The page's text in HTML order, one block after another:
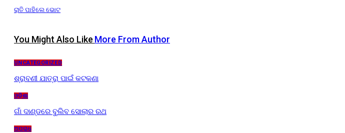
ରାତି ପାହିଲେ ଭୋଟ
You Might Also Like More From Author
UNCATEGORIZED
ଶ୍ରାବଣୀ ଯାତ୍ରା ପାଇଁ କଟକଣା
ଓଡ଼ିଶା
ଗାଁ ଦାଣ୍ଡରେ ବୁଲିବ ସୋଲାର ରଥ
ଅପରାଧ